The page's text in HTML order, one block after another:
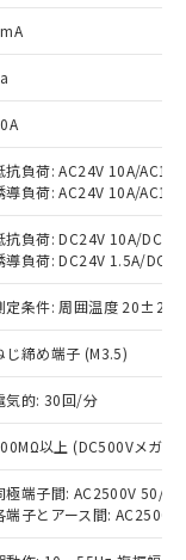
抗負荷: AC24V 10A/
導負荷: AC24V 10A/
抗負荷: DC24V 10A/
導負荷: DC24V 1.5A/
定条件: 周囲温度 20±2℃
じ締め端子 (M3.5)
気的: 30回/分
以上 (DC500Vメガ)
極端子間: AC2500V 50/
端子とアース間:
意のうえ
事業取扱
もので
中には、
品もある
結果は、
社内デー
あり、閲
および標
ことをご
物質）の
商品で
）の非含
のある
物質）の
を出す予
物質）の
確認中の
物で、有
として
合などや
。
下、 カド
化ビフェニル
ルエーテル類
ルヘキシ
国RoHSの
。
国RoHSの
門へお問
Cd(カドミウ
臭化ビフェ
ち、外国
る商品
）を輸出
は、日本
務取引許
手続きを